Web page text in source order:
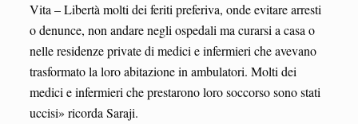
Vita – Libertà molti dei feriti preferiva, onde evitare arresti
o denunce, non andare negli ospedali ma curarsi a casa o
nelle residenze private di medici e infermieri che avevano
trasformato la loro abitazione in ambulatori. Molti dei
medici e infermieri che prestarono loro soccorso sono stati
uccisi» ricorda Saraji.